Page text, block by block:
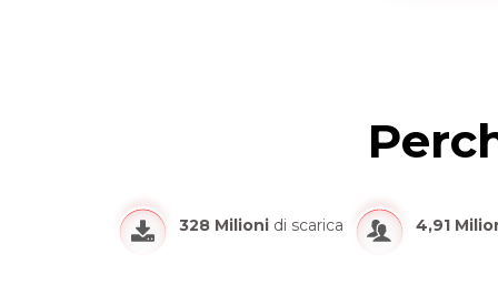
328 Milioni di scarica 4,91